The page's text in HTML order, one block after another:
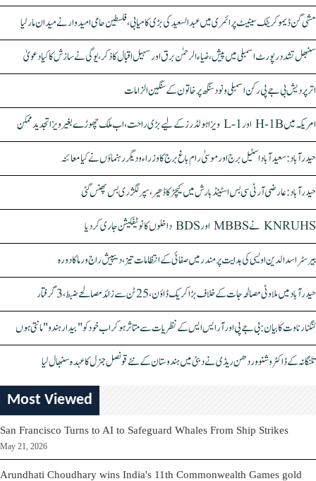
مشی گن ڈیموکریٹک سینیٹ پرائمری میں عبدالسعید کی بڑی کامیابی، فلسطین حامی امیدوار نے میدان مار لیا
سنبھل تشدد رپورٹ اسمبلی میں پیش، ضیاء الرحمٰن برق اور سہیل اقبال کا ذکر، یوگی نے سازش کا کیا دعویٰ
اتر پردیش بی جے پی رکن اسمبلی ونود سنگھ پر خاتون کے سنگین الزامات
امریکہ میں H-1B اور L-1 ویزا ہولڈرز کے لیے بڑی راحت، اب ملک چھوڑے بغیر ویزا تجدید ممکن
حیدرآباد: سعیدآباد اسٹیل برج اور موسیٰ رام باغ برج کا وزراء و دیگر رہنماؤں نے کیا معائنہ
حیدرآباد: عارضی آر ٹی سی بس اسٹینڈ بارش میں کیچڑ کا ڈھیر، سپر لگژری بس پھنس گئی
KNRUHS نے MBBS اور BDS داخلوں کا نوٹیفکیشن جاری کر دیا
بیرسٹر اسدالدین اویسی کی ہدایت پر مندر میں صفائی کے انتظامات تیز، دیپیش راج ورما کا دورہ
حیدرآباد میں ملاوٹی مصالحہ جات کے خلاف بڑا کریک ڈاؤن، 25 ٹن سے زائد مصالحے ضبط، 3 گرفتار
کنگنا رناوت کا بیان: بی جے پی اور آر ایس ایس کے نظریات سے متاثر ہو کر اب خود کو "بیدار ہندو" مانتی ہوں
تلنگانہ کے ڈاکٹر وشنو وردھن ریڈی نے دبئی میں ہندوستان کے نئے قونصل جنرل کا عہدہ سنبھال لیا
Most Viewed
San Francisco Turns to AI to Safeguard Whales From Ship Strikes
May 21, 2026
Arundhati Choudhary wins India's 11th Commonwealth Games gold